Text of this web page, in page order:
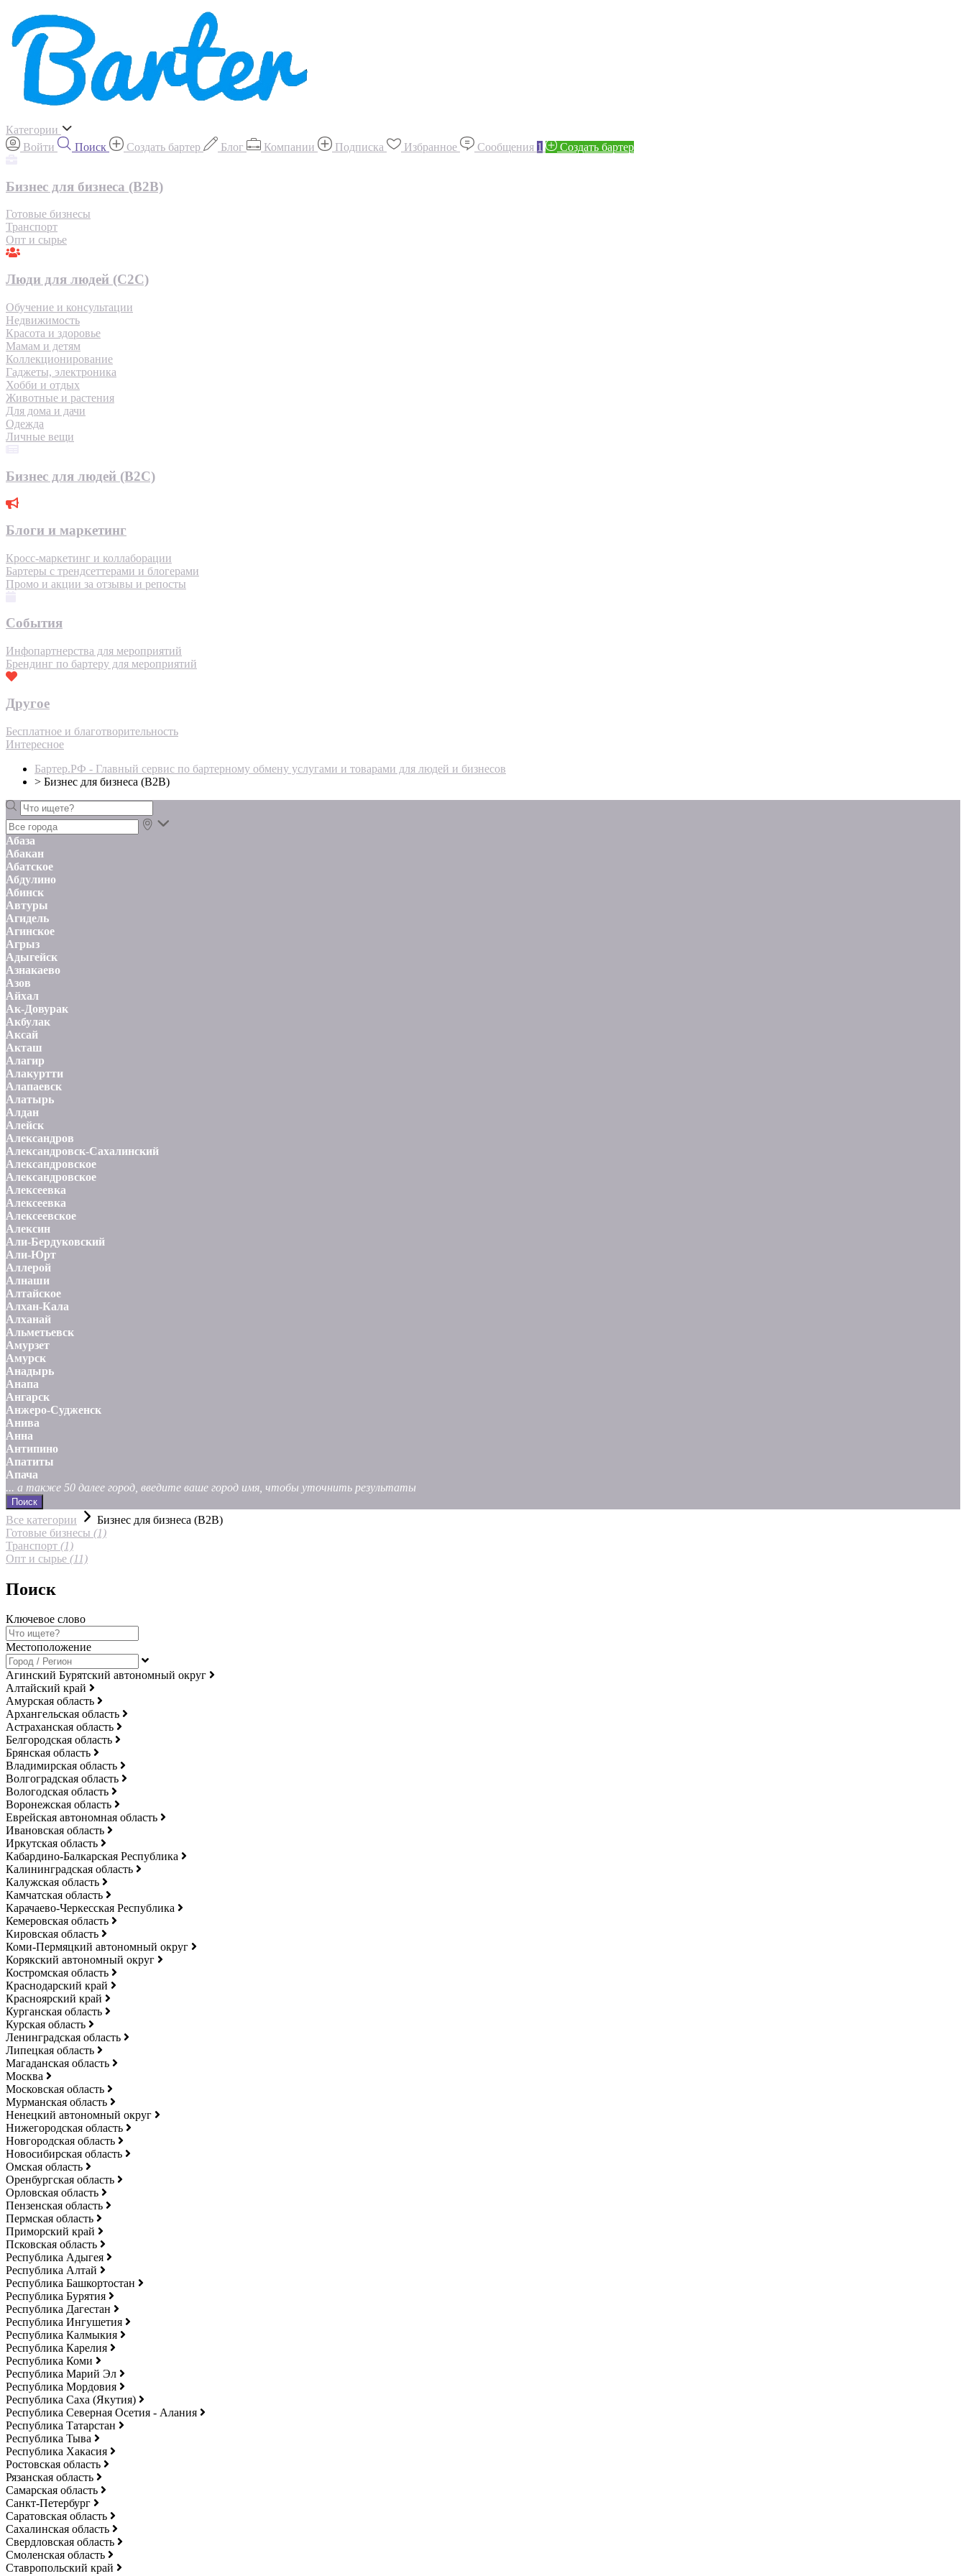
Категории
Войти
Поиск Создать бартер Блог Компании Подписка Избранное Сообщения 1 Создать бартер
Бизнес для бизнеса (B2B)
Готовые бизнесы
Транспорт
Опт и сырье
Люди для людей (С2С)
Обучение и консультации
Недвижимость
Красота и здоровье
Мамам и детям
Коллекционирование
Гаджеты, электроника
Хобби и отдых
Животные и растения
Для дома и дачи
Одежда
Личные вещи
Бизнес для людей (B2C)
Блоги и маркетинг
Кросс-маркетинг и коллаборации
Бартеры с трендсеттерами и блогерами
Промо и акции за отзывы и репосты
События
Инфопартнерства для мероприятий
Брендинг по бартеру для мероприятий
Другое
Бесплатное и благотворительность
Интересное
Бартер.РФ - Главный сервис по бартерному обмену услугами и товарами для людей и бизнесов
> Бизнес для бизнеса (B2B)
Абаза
Абакан
Абатское
Абдулино
Абинск
Автуры
Агидель
Агинское
Агрыз
Адыгейск
Азнакаево
Азов
Айхал
Ак-Довурак
Акбулак
Аксай
Акташ
Алагир
Алакуртти
Алапаевск
Алатырь
Алдан
Алейск
Александров
Александровск-Сахалинский
Александровское
Александровское
Алексеевка
Алексеевка
Алексеевское
Алексин
Али-Бердуковский
Али-Юрт
Аллерой
Алнаши
Алтайское
Алхан-Кала
Алханай
Альметьевск
Амурзет
Амурск
Анадырь
Анапа
Ангарск
Анжеро-Судженск
Анива
Анна
Антипино
Апатиты
Апача
... а также 50 далее город, введите ваше город имя, чтобы уточнить результаты
Поиск
Все категории
Бизнес для бизнеса (B2B)
Готовые бизнесы (1)
Транспорт (1)
Опт и сырье (11)
Поиск
Ключевое слово
Местоположение
Агинский Бурятский автономный округ
Алтайский край
Амурская область
Архангельская область
Астраханская область
Белгородская область
Брянская область
Владимирская область
Волгоградская область
Вологодская область
Воронежская область
Еврейская автономная область
Ивановская область
Иркутская область
Кабардино-Балкарская Республика
Калининградская область
Калужская область
Камчатская область
Карачаево-Черкесская Республика
Кемеровская область
Кировская область
Коми-Пермяцкий автономный округ
Корякский автономный округ
Костромская область
Краснодарский край
Красноярский край
Курганская область
Курская область
Ленинградская область
Липецкая область
Магаданская область
Москва
Московская область
Мурманская область
Ненецкий автономный округ
Нижегородская область
Новгородская область
Новосибирская область
Омская область
Оренбургская область
Орловская область
Пензенская область
Пермская область
Приморский край
Псковская область
Республика Адыгея
Республика Алтай
Республика Башкортостан
Республика Бурятия
Республика Дагестан
Республика Ингушетия
Республика Калмыкия
Республика Карелия
Республика Коми
Республика Марий Эл
Республика Мордовия
Республика Саха (Якутия)
Республика Северная Осетия - Алания
Республика Татарстан
Республика Тыва
Республика Хакасия
Ростовская область
Рязанская область
Самарская область
Санкт-Петербург
Саратовская область
Сахалинская область
Свердловская область
Смоленская область
Ставропольский край